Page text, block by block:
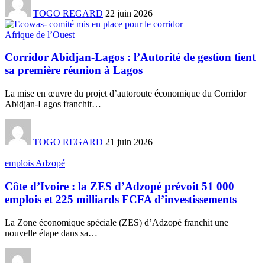
TOGO REGARD 22 juin 2026
Afrique de l’Ouest
Corridor Abidjan-Lagos : l’Autorité de gestion tient
sa première réunion à Lagos
La mise en œuvre du projet d’autoroute économique du Corridor
Abidjan-Lagos franchit…
TOGO REGARD 21 juin 2026
emplois Adzopé
Côte d’Ivoire : la ZES d’Adzopé prévoit 51 000
emplois et 225 milliards FCFA d’investissements
La Zone économique spéciale (ZES) d’Adzopé franchit une
nouvelle étape dans sa…